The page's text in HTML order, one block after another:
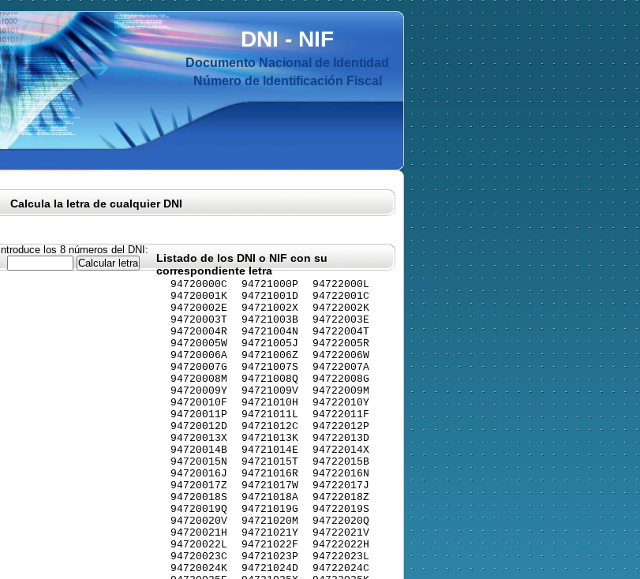
DNI-NIF
Documento Nacional de Identidad
Número de Identificación Fiscal
Calcula la letra de cualquier DNI
Introduce los 8 números del DNI:
Listado de los DNI o NIF con su
correspondiente letra
94720000C
94720001K
94720002E
94720003T
94720004R
94720005W
94720006A
94720007G
94720008M
94720009Y
94720010F
94720011P
94720012D
94720013X
94720014B
94720015N
94720016J
94720017Z
94720018S
94720019Q
94720020V
94720021H
94720022L
94720023C
94720024K
94721000P
94721001D
94721002X
94721003B
94721004N
94721005J
94721006Z
94721007S
94721008Q
94721009V
94721010H
94721011L
94721012C
94721013K
94721014E
94721015T
94721016R
94721017W
94721018A
94721019G
94721020M
94721021Y
94721022F
94721023P
94721024D
94722000L
94722001C
94722002K
94722003E
94722004T
94722005R
94722006W
94722007A
94722008G
94722009M
94722010Y
94722011F
94722012P
94722013D
94722014X
94722015B
94722016N
94722017J
94722018Z
94722019S
94722020Q
94722021V
94722022H
94722023L
94722024C